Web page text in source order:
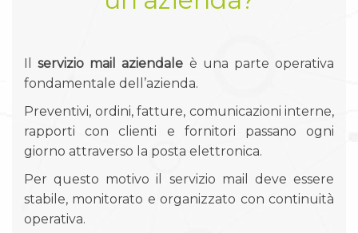
Ilservizio mail aziendale è una parte operativa
fondamentale dell’azienda.
Preventivi, ordini, fatture, comunicazioni interne,
rapporti con clienti e fornitori passano ogni
giorno attraverso la posta elettronica.
Per questo motivo il servizio mail deve essere
stabile, monitorato e organizzato con continuità
operativa.